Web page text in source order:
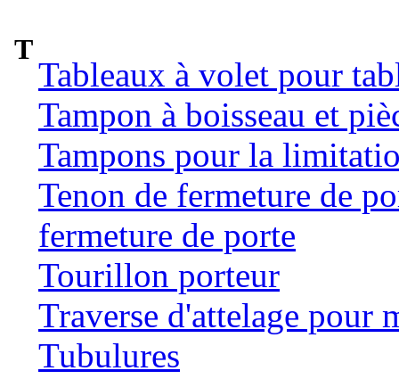
T
Tableaux à volet pour
Tampon à boisseau et
Tampons pour la
Tenon de fermeture de
fermeture de porte
Tourillon porteur
Traverse d'attelage pour
Tubulures